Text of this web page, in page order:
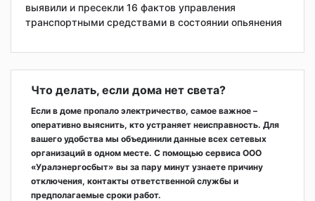
выявили и пресекли 16 фактов управления
транспортными средствами в состоянии опьянения
Что делать, если дома нет света?
Если в доме пропало электричество, самое важное –
оперативно выяснить, кто устраняет неисправность. Для
вашего удобства мы объединили данные всех сетевых
организаций в одном месте. С помощью сервиса ООО
«Уралэнергосбыт» вы за пару минут узнаете причину
отключения, контакты ответственной службы и
предполагаемые сроки работ.